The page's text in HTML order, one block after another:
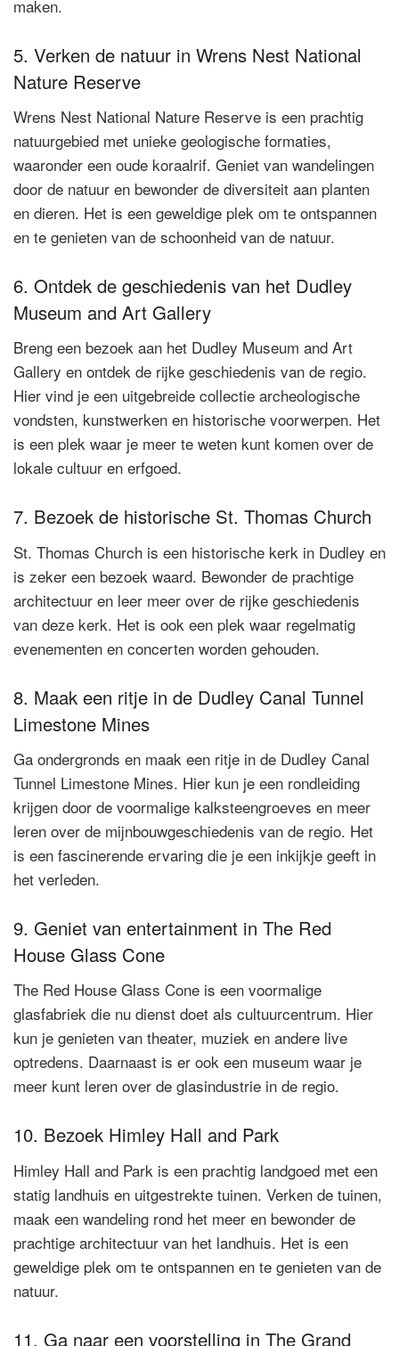
maken.
5. Verken de natuur in Wrens Nest National
Nature Reserve
Wrens Nest National Nature Reserve is een prachtig
natuurgebied met unieke geologische formaties,
waaronder een oude koraalrif. Geniet van wandelingen
door de natuur en bewonder de diversiteit aan planten
en dieren. Het is een geweldige plek om te ontspannen
en te genieten van de schoonheid van de natuur.
6. Ontdek de geschiedenis van het Dudley
Museum and Art Gallery
Breng een bezoek aan het Dudley Museum and Art
Gallery en ontdek de rijke geschiedenis van de regio.
Hier vind je een uitgebreide collectie archeologische
vondsten, kunstwerken en historische voorwerpen. Het
is een plek waar je meer te weten kunt komen over de
lokale cultuur en erfgoed.
7. Bezoek de historische St. Thomas Church
St. Thomas Church is een historische kerk in Dudley en
is zeker een bezoek waard. Bewonder de prachtige
architectuur en leer meer over de rijke geschiedenis
van deze kerk. Het is ook een plek waar regelmatig
evenementen en concerten worden gehouden.
8. Maak een ritje in de Dudley Canal Tunnel
Limestone Mines
Ga ondergronds en maak een ritje in de Dudley Canal
Tunnel Limestone Mines. Hier kun je een rondleiding
krijgen door de voormalige kalksteengroeves en meer
leren over de mijnbouwgeschiedenis van de regio. Het
is een fascinerende ervaring die je een inkijkje geeft in
het verleden.
9. Geniet van entertainment in The Red
House Glass Cone
The Red House Glass Cone is een voormalige
glasfabriek die nu dienst doet als cultuurcentrum. Hier
kun je genieten van theater, muziek en andere live
optredens. Daarnaast is er ook een museum waar je
meer kunt leren over de glasindustrie in de regio.
10. Bezoek Himley Hall and Park
Himley Hall and Park is een prachtig landgoed met een
statig landhuis en uitgestrekte tuinen. Verken de tuinen,
maak een wandeling rond het meer en bewonder de
prachtige architectuur van het landhuis. Het is een
geweldige plek om te ontspannen en te genieten van de
natuur.
11. Ga naar een voorstelling in The Grand